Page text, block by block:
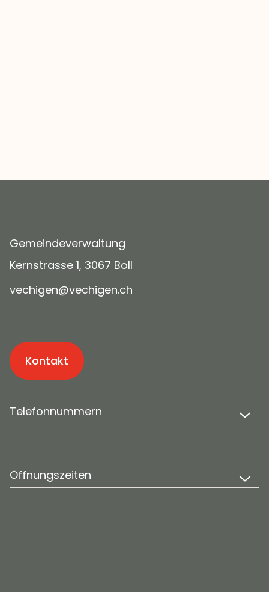
Gemeindeverwaltung
Kernstrasse 1, 3067 Boll
v ch g n v ch g n ch
Kontakt
Telefonnummern
Öffnungszeiten